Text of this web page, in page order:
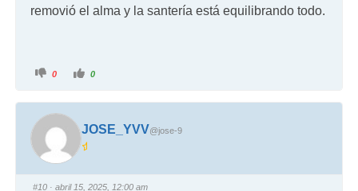
removió el alma y la santería está equilibrando todo.
0 0
JOSE_YVV@jose-9
#10 · abril 15, 2025, 12:00 am